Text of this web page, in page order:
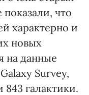
что
характерно и
новых
на данные
Survey,
галактики.